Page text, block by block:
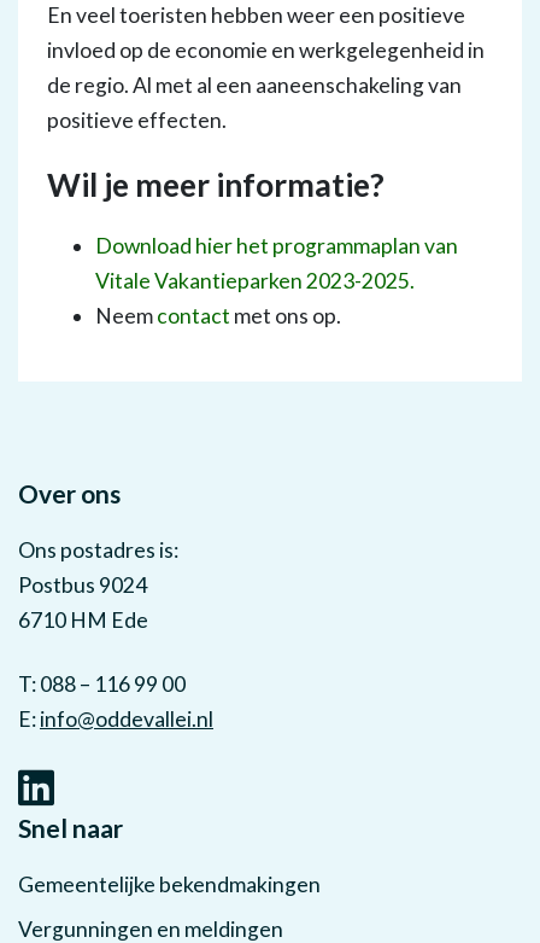
En veel toeristen hebben weer een positieve
invloed op de economie en werkgelegenheid in
de regio. Al met al een aaneenschakeling van
positieve effecten.
Wil je meer informatie?
Download hier het programmaplan van
Vitale Vakantieparken 2023-2025.
Neemcontact met ons op.
Over ons
Ons postadres is:
Postbus 9024
6710 HM Ede
T: 088 – 116 99 00
E:info@oddevallei.nl
Snel naar
Gemeentelijke bekendmakingen
Vergunningen en meldingen